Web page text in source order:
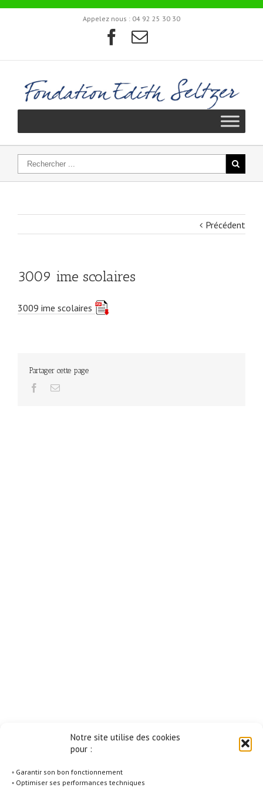
Notre site utilise des cookies
pour :
◦ Garantir son bon fonctionnement
◦ Optimiser ses performances techniques
Appelez nous : 04 92 25 30 30
Précédent
3009 ime scolaires
3009 ime scolaires
Partager cette page